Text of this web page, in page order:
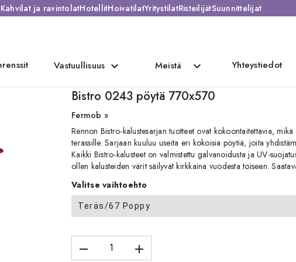
Kahvilat ja ravintolatHotellitHoivatilatYritystilatRisteilijätSuunnittelijat
Vastuullisuus expand_more Meistä expand_more Yhteystiedot
Bistro 0243 pöytä 770x570
Fermob »
Rennon Bistro-kalustesarjan tuotteet ovat kokoontaitettavia,
terassille. Sarjaan kuuluu useita eri kokoisia pöytiä, joita
Kaikki Bistro-kalusteet on valmistettu galvanoidusta ja UV-
ollen kalusteiden värit säilyvät kirkkaina vuodesta toiseen.
Valitse vaihtoehto
Teräs/67 Poppy
remove add